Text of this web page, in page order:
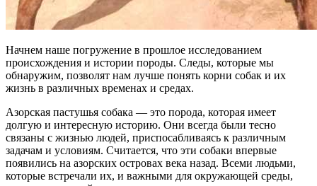
Начнем наше погружение в прошлое исследованием
происхождения и истории породы. Следы, которые мы
обнаружим, позволят нам лучше понять корни собак и их
жизнь в различных временах и средах.
Азорская пастушья собака — это порода, которая имеет
долгую и интересную историю. Они всегда были тесно
связаны с жизнью людей, приспосабливаясь к различным
задачам и условиям. Считается, что эти собаки впервые
появились на азорских островах века назад. Всеми людьми,
которые встречали их, и важными для окружающей среды,